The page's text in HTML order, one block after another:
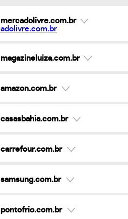
mercadolivre.com.br
magazineluiza.com.br
amazon.com.br
casasbahia.com.br
carrefour.com.br
samsung.com.br
pontofrio.com.br